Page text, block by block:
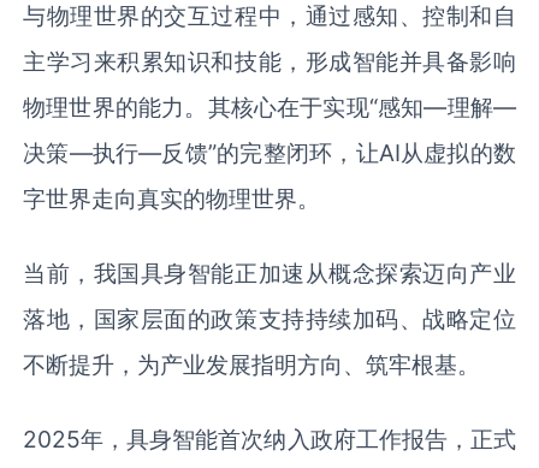
与物理世界的交互过程中，通过感知、控制和自
主学习来积累知识和技能，形成智能并具备影响
物理世界的能力。其核心在于实现“感知—理解—
决策—执行—反馈”的完整闭环，让AI从虚拟的数
字世界走向真实的物理世界。
当前，我国具身智能正加速从概念探索迈向产业
落地，国家层面的政策支持持续加码、战略定位
不断提升，为产业发展指明方向、筑牢根基。
2025年，具身智能首次纳入政府工作报告，正式